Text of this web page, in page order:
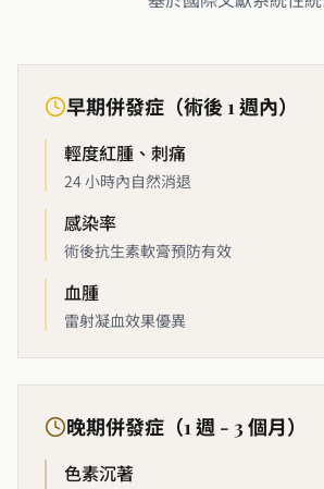
早期併發症（術後 1 週內）
輕度紅腫、刺痛
24 小時內自然消退
感染率
術後抗生素軟膏預防有效
血腫
雷射凝血效果優異
晚期併發症（1 週 - 3 個月）
色素沉著